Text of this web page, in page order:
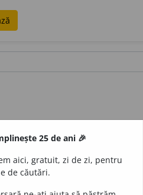
25 de ani 🎉
aici, gratuit, zi de zi, pentru
de căutări.